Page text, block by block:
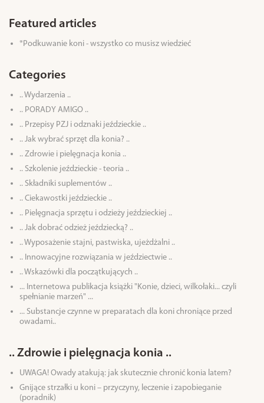
Featured articles
*Podkuwanie koni - wszystko co musisz wiedzieć
Categories
.. Wydarzenia ..
.. PORADY AMIGO ..
.. Przepisy PZJ i odznaki jeździeckie ..
.. Jak wybrać sprzęt dla konia? ..
.. Zdrowie i pielęgnacja konia ..
.. Szkolenie jeździeckie - teoria ..
.. Składniki suplementów ..
.. Ciekawostki jeździeckie ..
.. Pielęgnacja sprzętu i odzieży jeździeckiej ..
.. Jak dobrać odzież jeździecką? ..
.. Wyposażenie stajni, pastwiska, ujeżdżalni ..
.. Innowacyjne rozwiązania w jeździectwie ..
.. Wskazówki dla początkujących ..
... Internetowa publikacja książki "Konie, dzieci, wilkołaki... czyli
spełnianie marzeń" ...
... Substancje czynne w preparatach dla koni chroniące przed
owadami..
.. Zdrowie i pielęgnacja konia ..
UWAGA! Owady atakują: jak skutecznie chronić konia latem?
Gnijące strzałki u koni – przyczyny, leczenie i zapobieganie
(poradnik)